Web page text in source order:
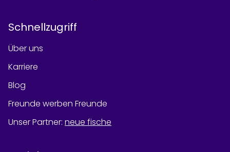
Schnellzugriff
Über uns
Karriere
Blog
Freunde werben Freunde
Unser Partner: neue fische